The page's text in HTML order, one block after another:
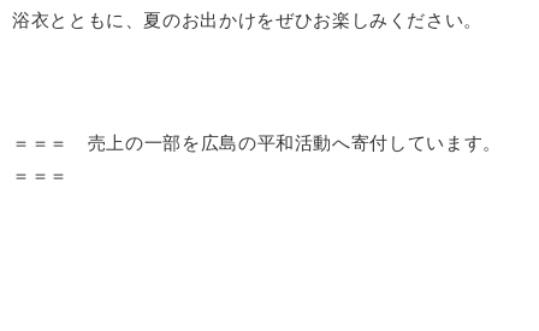
浴衣とともに、夏のお出かけをぜひお楽しみください。
＝＝＝ 売上の一部を広島の平和活動へ寄付しています。
＝＝＝